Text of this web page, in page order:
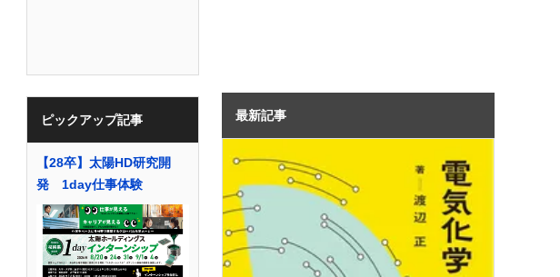
ピックアップ記事
【28卒】太陽HD研究開
発 1day仕事体験
最新記事